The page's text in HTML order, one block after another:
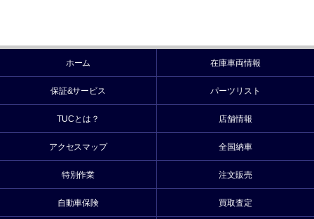
ホーム 在庫車両情報
保証&サービス パーツリスト
TUCとは？ 店舗情報
アクセスマップ 全国納車
特別作業 注文販売
自動車保険 買取査定